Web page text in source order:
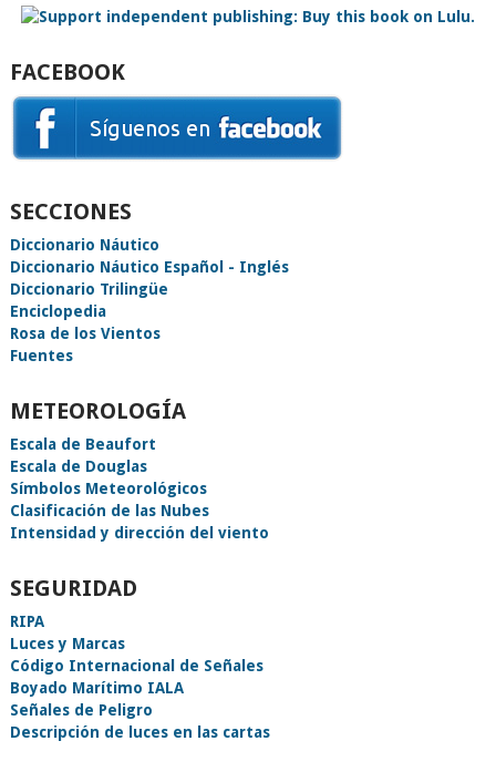
FACEBOOK
SECCIONES
Diccionario Náutico
Diccionario Náutico Español - Inglés
Diccionario Trilingüe
Enciclopedia
Rosa de los Vientos
Fuentes
METEOROLOGÍA
Escala de Beaufort
Escala de Douglas
Símbolos Meteorológicos
Clasificación de las Nubes
Intensidad y dirección del viento
SEGURIDAD
RIPA
Luces y Marcas
Código Internacional de Señales
Boyado Marítimo IALA
Señales de Peligro
Descripción de luces en las cartas